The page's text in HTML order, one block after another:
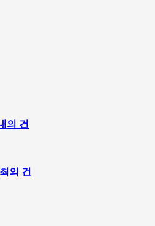
의 건
의 건